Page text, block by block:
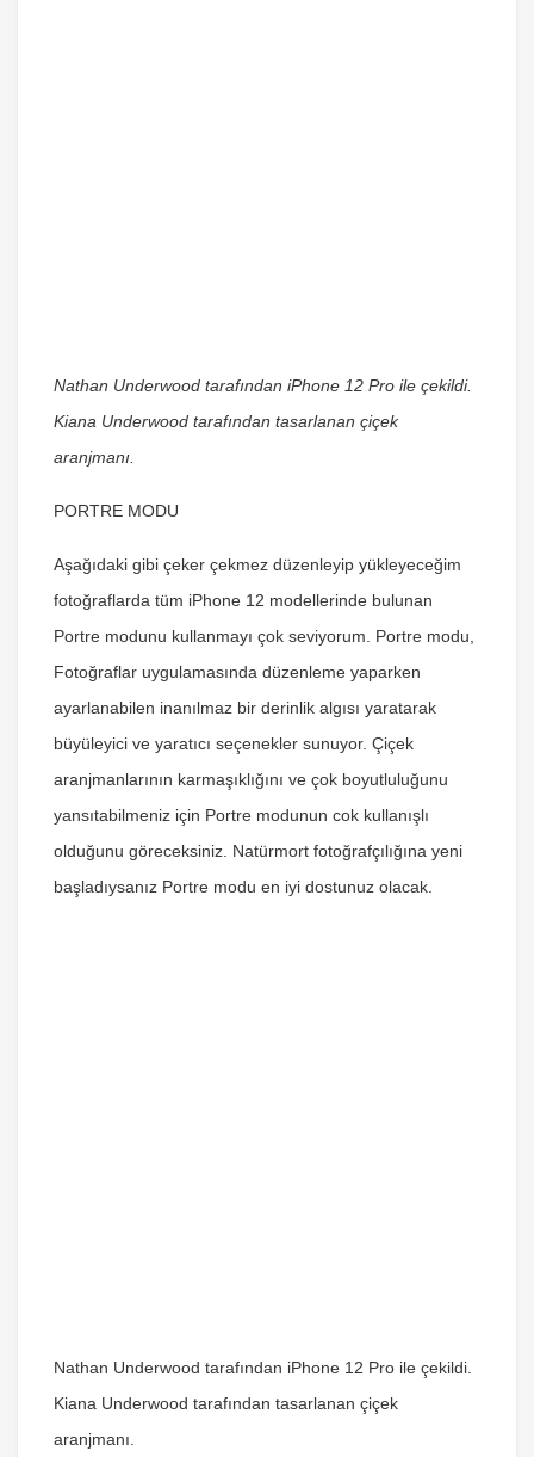
Nathan Underwood tarafından iPhone 12 Pro ile çekildi.
Kiana Underwood tarafından tasarlanan çiçek
aranjmanı.
PORTRE MODU
Aşağıdaki gibi çeker çekmez düzenleyip yükleyeceğim
fotoğraflarda tüm iPhone 12 modellerinde bulunan
Portre modunu kullanmayı çok seviyorum. Portre modu,
Fotoğraflar uygulamasında düzenleme yaparken
ayarlanabilen inanılmaz bir derinlik algısı yaratarak
büyüleyici ve yaratıcı seçenekler sunuyor. Çiçek
aranjmanlarının karmaşıklığını ve çok boyutluluğunu
yansıtabilmeniz için Portre modunun cok kullanışlı
olduğunu göreceksiniz. Natürmort fotoğrafçılığına yeni
başladıysanız Portre modu en iyi dostunuz olacak.
Nathan Underwood tarafından iPhone 12 Pro ile çekildi.
Kiana Underwood tarafından tasarlanan çiçek
aranjmanı.